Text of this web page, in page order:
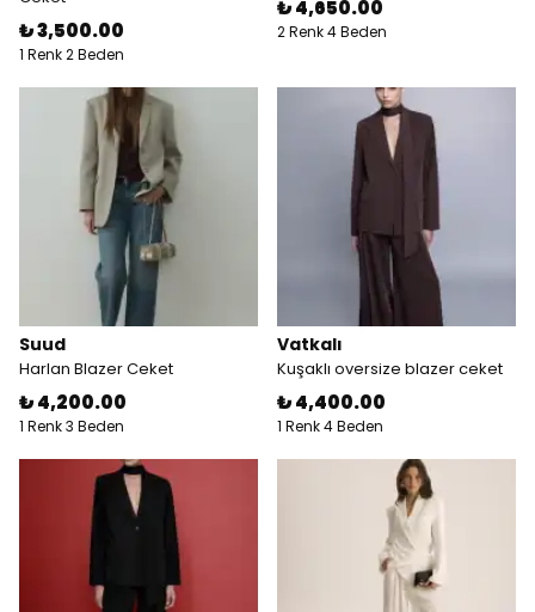
₺ 3,500.00
1 Renk 2 Beden
₺ 4,650.00
2 Renk 4 Beden
Suud
Harlan Blazer Ceket
₺ 4,200.00
1 Renk 3 Beden
Vatkalı
Kuşaklı oversize blazer ceket
₺ 4,400.00
1 Renk 4 Beden